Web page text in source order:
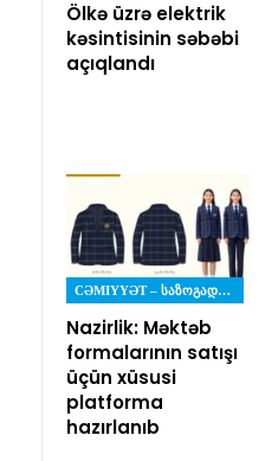
Ölkə üzrə elektrik
kəsintisinin səbəbi
açıqlandı
CƏMIYYƏT – ᲡᲐᲖᲝᲒᲐᲓᲝᲔᲑᲐ
Nazirlik: Məktəb
formalarının satışı
üçün xüsusi
platforma
hazırlanıb